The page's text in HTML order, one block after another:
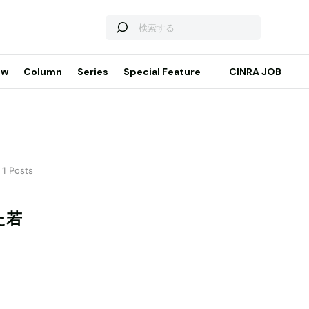
Column Series Special Feature CINRA JOB
Posts
若